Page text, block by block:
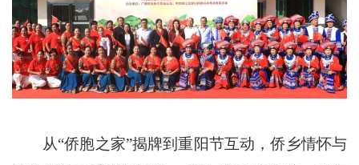
从“侨胞之家”揭牌到重阳节互动，侨乡情怀与